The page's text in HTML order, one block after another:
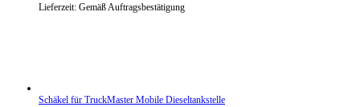
Lieferzeit: Gemäß Auftragsbestätigung
Schäkel für TruckMaster Mobile Dieseltankstelle